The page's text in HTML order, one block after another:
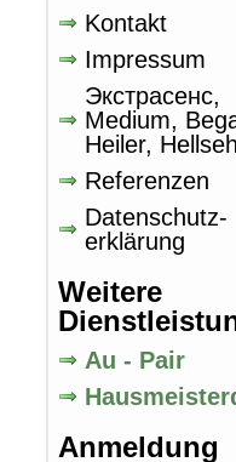
Kontakt
Impressum
Экстрасенс,
Medium,
Heiler,
Referenzen
Datenschutz-
erklärung
Weitere
Au - Pair
Anmeldung